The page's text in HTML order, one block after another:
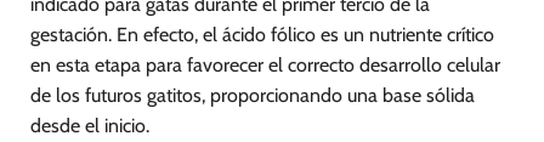
gestación. En efecto, el ácido fólico es un nutriente crítico
en esta etapa para favorecer el correcto desarrollo celular
de los futuros gatitos, proporcionando una base sólida
desde el inicio.